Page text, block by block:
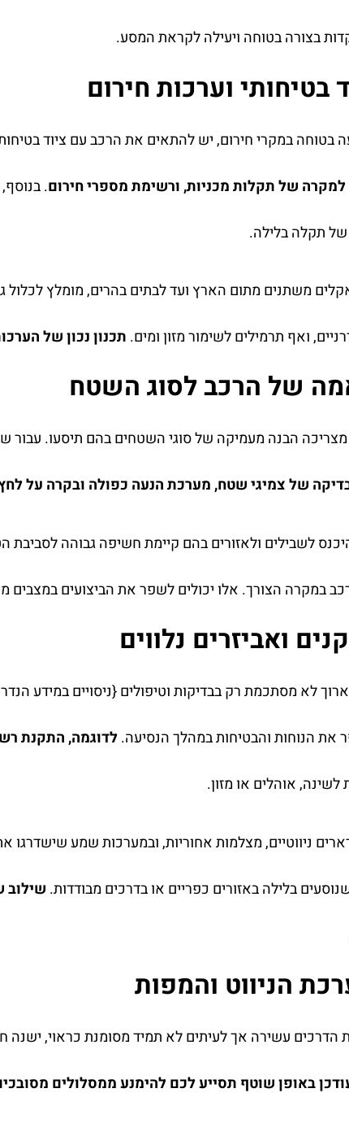
בצורה בטוחה ויעילה לקראת המסע.
בטיחותי וערכות חירום
בטוחה במקרי חירום, יש להתאים את הרכב עם ציוד
למקרה של תקלות מכניות, ורשימת מספרי חירום.
של תקלה בלילה.
משתנים מתום הארץ ועד לבתים בהרים, מומלץ לכלול
ואף תרמילים לשימור מזון ומים. תכנון נכון של
של הרכב לסוג השטח
הבנה מעמיקה של סוגי השטחים בהם תיסעו. עבור
של צמיגי שטח, מערכת הנעה כפולה ובקרה על
לשבילים ולאזורים בהם קיימת חשיפה גבוהה
במקרה הצורך. אלו יכולים לשפר את הביצועים במצבים
ואביזרים נלווים
לא מסתכמת רק בבדיקות וטיפולים {ניסויים במידע
את הנוחות והבטיחות במהלך הנסיעה.לדוגמה, התקנת
לשינה, אוהלים או מזון.
ניווטיים, מצלמות אחוריות, ובמערכות שמע שישדרגו
בלילה באזורים כפריים או בדרכים מבודדות. שילוב
הניווט והמפות
עשירה אך לעיתים לא תמיד מסומנת כראוי, ישנה